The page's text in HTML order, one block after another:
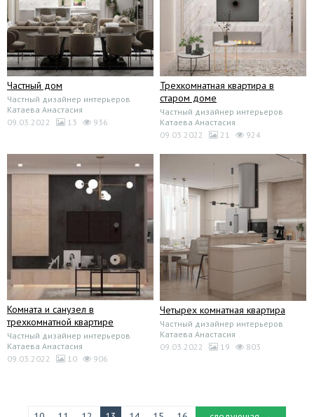
Частный дом
Частный дизайнер интерьеров
Катаева Анастасия
09.03.2022
13 936
Трехкомнатная квартира в
старом доме
Частный дизайнер интерьеров
Катаева Анастасия
09.03.2022
21 924
Комната и санузел в
трехкомнатной квартире
Частный дизайнер интерьеров
Катаева Анастасия
09.03.2022
10 906
Четырех комнатная квартира
Частный дизайнер интерьеров
Катаева Анастасия
09.03.2022
19 803